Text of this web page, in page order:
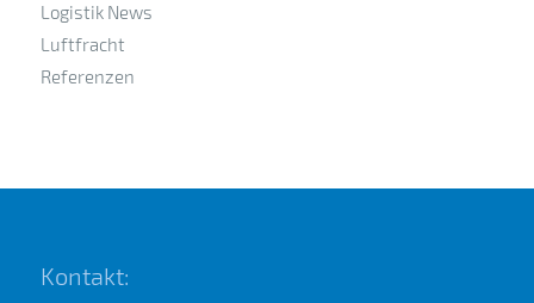
Logistik News
Luftfracht
Referenzen
Kontakt: